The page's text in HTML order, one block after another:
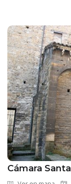
Cámara Santa